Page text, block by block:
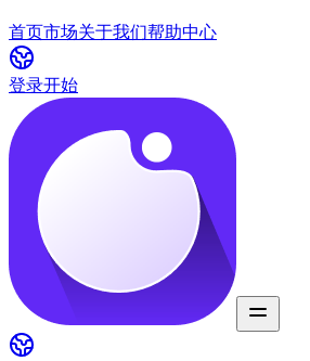
首页市场关于我们帮助中心
登录开始